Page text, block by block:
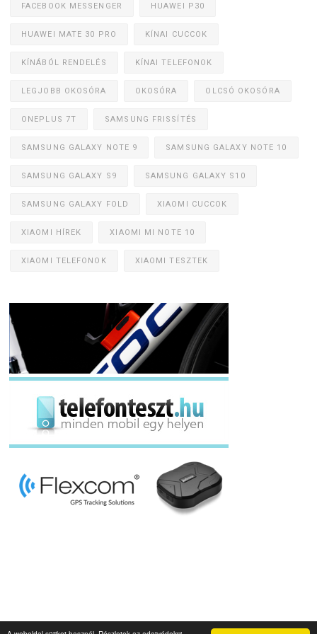
FACEBOOK MESSENGER HUAWEI P30
HUAWEI MATE 30 PRO KÍNAI CUCCOK
KÍNÁBÓL RENDELÉS KÍNAI TELEFONOK
LEGJOBB OKOSÓRA OKOSÓRA OLCSÓ OKOSÓRA
ONEPLUS 7T SAMSUNG FRISSÍTÉS
SAMSUNG GALAXY NOTE 9 SAMSUNG GALAXY NOTE 10
SAMSUNG GALAXY S9 SAMSUNG GALAXY S10
SAMSUNG GALAXY FOLD XIAOMI CUCCOK
XIAOMI HÍREK XIAOMI MI NOTE 10
XIAOMI TELEFONOK XIAOMI TESZTEK